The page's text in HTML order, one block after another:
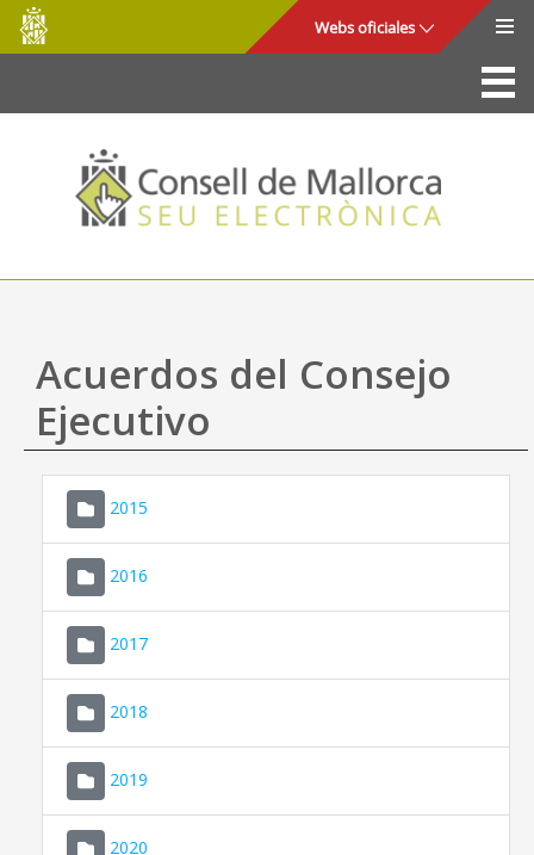
Saltar al contenido principal
Consell
de
Mallorca
Webs oficiales
La Sede
Consejo de Mallorca
Acceso y seguridad
Utilidades
Mapa web
Ayuda
Acuerdos del Consejo
Ejecutivo
2015
2016
2017
2018
2019
2020